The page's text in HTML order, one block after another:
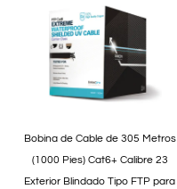
Bobina de Cable de 305 Metros
(1000 Pies) Cat6+ Calibre 23
Exterior Blindado Tipo FTP para